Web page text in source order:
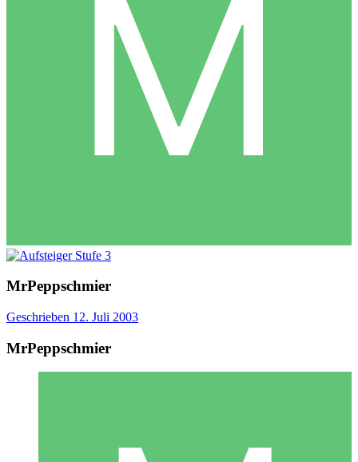
MrPeppschmier
Geschrieben 12. Juli 2003
MrPeppschmier